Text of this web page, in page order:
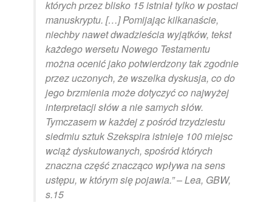
których przez blisko 15 istniał tylko w postaci
manuskryptu. […] Pomijając kilkanaście,
niechby nawet dwadzieścia wyjątków, tekst
każdego wersetu Nowego Testamentu
można ocenić jako potwierdzony tak zgodnie
przez uczonych, że wszelka dyskusja, co do
jego brzmienia może dotyczyć co najwyżej
interpretacji słów a nie samych słów.
Tymczasem w każdej z pośród trzydziestu
siedmiu sztuk Szekspira istnieje 100 miejsc
wciąż dyskutowanych, spośród których
znaczna część znacząco wpływa na sens
ustępu, w którym się pojawia.” – Lea, GBW,
s.15